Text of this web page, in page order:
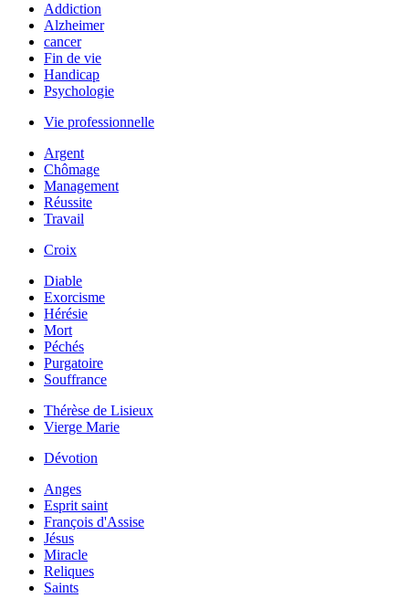
Addiction
Alzheimer
cancer
Fin de vie
Handicap
Psychologie
Vie professionnelle
Argent
Chômage
Management
Réussite
Travail
Croix
Diable
Exorcisme
Hérésie
Mort
Péchés
Purgatoire
Souffrance
Thérèse de Lisieux
Vierge Marie
Dévotion
Anges
Esprit saint
François d'Assise
Jésus
Miracle
Reliques
Saints